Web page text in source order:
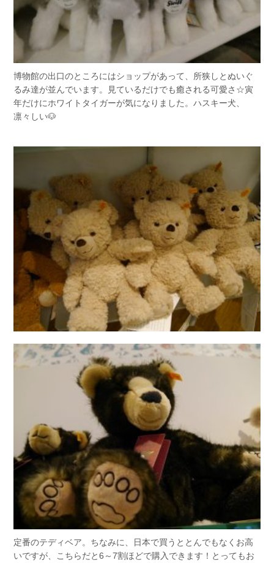
博物館の出口のところにはショップがあって、所狭しとぬいぐ
るみ達が並んでいます。見ているだけでも癒される可愛さ☆寅
年だけにホワイトタイガーが気になりました。ハスキー犬、
凛々しい🐶
定番のテディベア。ちなみに、日本で買うととんでもなくお高
いですが、こちらだと6～7割ほどで購入できます！とってもお